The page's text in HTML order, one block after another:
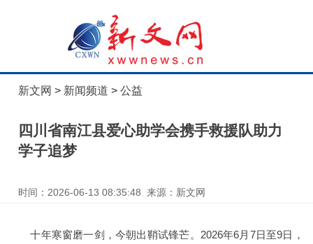
新文网 > 新闻频道 >公益
四川省南江县爱心助学会携手救援队助力
学子追梦
时间：2026-06-13 08:35:48 来源：新文网
十年寒窗磨一剑，今朝出鞘试锋芒。2026年6月7日至9日，